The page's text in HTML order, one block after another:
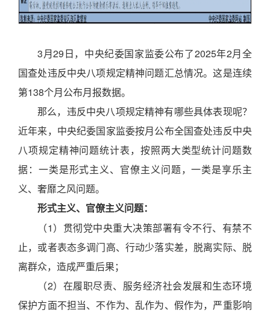
3月29日，中央纪委国家监委公布了2025年2月全
国查处违反中央八项规定精神问题汇总情况。这是连续
第138个月公布月报数据。
那么，违反中央八项规定精神有哪些具体表现呢？
近年来，中央纪委国家监委按月公布全国查处违反中央
八项规定精神问题统计表，按照两大类型统计问题数
据：一类是形式主义、官僚主义问题，一类是享乐主
义、奢靡之风问题。
形式主义、官僚主义问题：
（1）贯彻党中央重大决策部署有令不行、有禁不
止，或者表态多调门高、行动少落实差，脱离实际、脱
离群众，造成严重后果；
（2）在履职尽责、服务经济社会发展和生态环境
保护方面不担当、不作为、乱作为、假作为，严重影响